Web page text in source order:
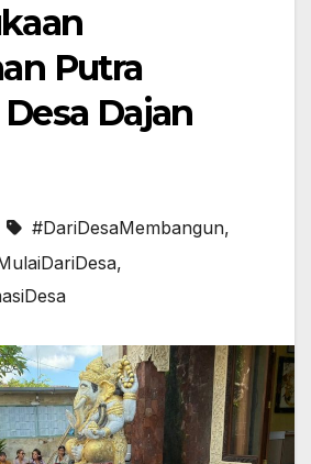
Putra
Dajan
#DariDesaMembangun,
,